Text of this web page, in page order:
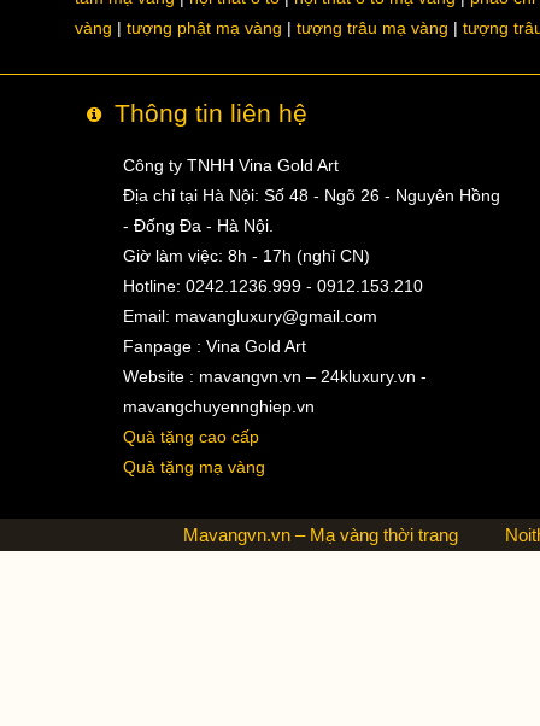
vàng
tượng phật mạ vàng tượng trâu mạ vàng tượng
Thông tin liên hệ
Công ty TNHH Vina Gold Art
Địa chỉ tại Hà Nội: Số 48 - Ngõ 26 - Nguyên Hồng
- Đống Đa - Hà Nội.
Giờ làm việc: 8h - 17h (nghỉ CN)
Hotline: 0242.1236.999 - 0912.153.210
Email: mavangluxury@gmail.com
Fanpage : Vina Gold Art
Website : mavangvn.vn – 24kluxury.vn -
mavangchuyennghiep.vn
Quà tặng cao cấp
Quà tặng mạ vàng
Mavangvn.vn – Mạ vàng thời trang